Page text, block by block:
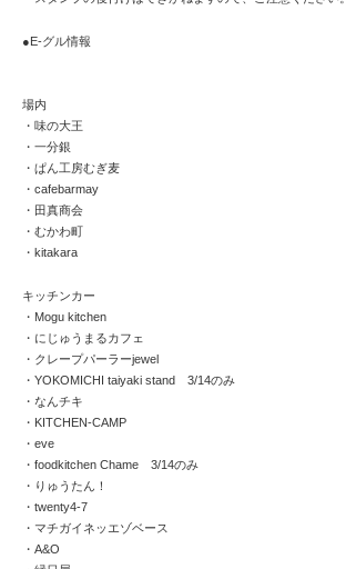
●E-グル情報
場内
・味の大王
・一分銀
・ぱん工房むぎ麦
・cafebarmay
・田真商会
・むかわ町
・kitakara
キッチンカー
・Mogu kitchen
・にじゅうまるカフェ
・クレープパーラーjewel
・YOKOMICHI taiyaki stand 3/14のみ
・なんチキ
・KITCHEN-CAMP
・eve
・foodkitchen Chame 3/14のみ
・りゅうたん！
・twenty4-7
・マチガイネッエゾベース
・A&O